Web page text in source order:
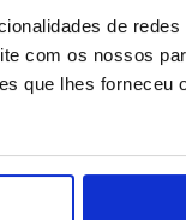
de
com os nossos
que lhes forneceu
Silva quer fator
peso decisório na